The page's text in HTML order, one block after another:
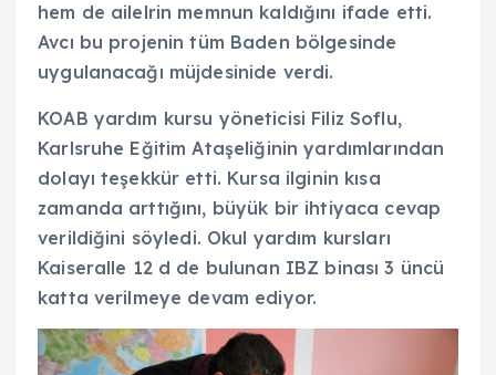
hem de ailelrin memnun kaldığını ifade etti.
Avcı bu projenin tüm Baden bölgesinde
uygulanacağı müjdesinide verdi.
KOAB yardım kursu yöneticisi Filiz Soflu,
Karlsruhe Eğitim Ataşeliğinin yardımlarından
dolayı teşekkür etti. Kursa ilginin kısa
zamanda arttığını, büyük bir ihtiyaca cevap
verildiğini söyledi. Okul yardım kursları
Kaiseralle 12 d de bulunan IBZ binası 3 üncü
katta verilmeye devam ediyor.